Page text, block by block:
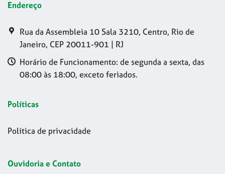
Endereço
Rua da Assembleia 10 Sala 3210, Centro, Rio de
Janeiro, CEP 20011-901 | RJ
Horário de Funcionamento: de segunda a sexta, das
08:00 às 18:00, exceto feriados.
Políticas
Política de privacidade
Ouvidoria e Contato